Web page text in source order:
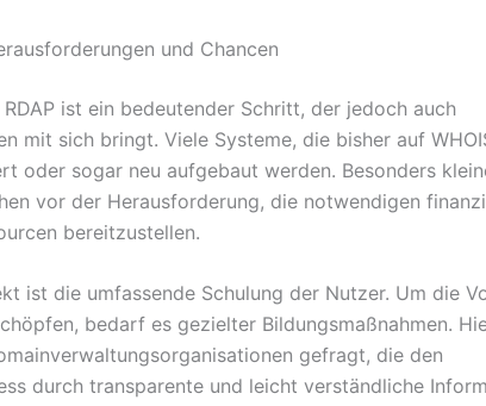
und Chancen
ist ein bedeutender Schritt, der jedoch auch
mit sich bringt. Viele Systeme, die bisher auf
oder sogar neu aufgebaut werden. Besonders
vor der Herausforderung, die notwendigen
bereitzustellen.
ist die umfassende Schulung der Nutzer. Um die
bedarf es gezielter Bildungsmaßnahmen.
gefragt, die den
durch transparente und leicht verständliche